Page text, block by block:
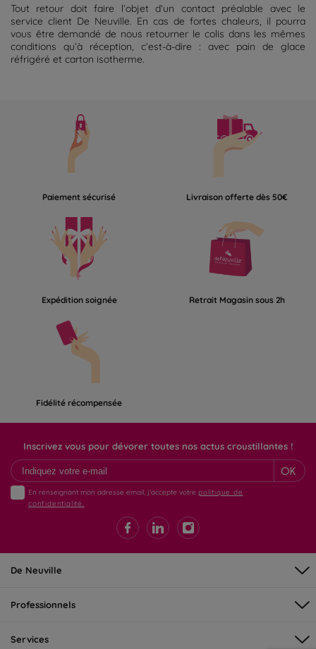
Tout retour doit faire l’objet d’un contact préalable avec le
service client De Neuville. En cas de fortes chaleurs, il pourra
vous être demandé de nous retourner le colis dans les mêmes
conditions qu’à réception, c’est-à-dire : avec pain de glace
réfrigéré et carton isotherme.
Paiement sécurisé Livraison offerte dès 50€
Expédition soignée Retrait Magasin sous 2h
Fidélité récompensée
Inscrivez vous pour dévorer toutes nos actus croustillantes !
OK
En renseignant mon adresse email, j'accepte votre politique de
confidentialité.
De Neuville
Professionnels
Services